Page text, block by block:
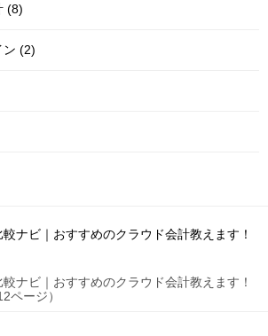
(8)
ン (2)
ナビ｜おすすめのクラウド会計教えます！
ナビ｜おすすめのクラウド会計教えます！
ページ）